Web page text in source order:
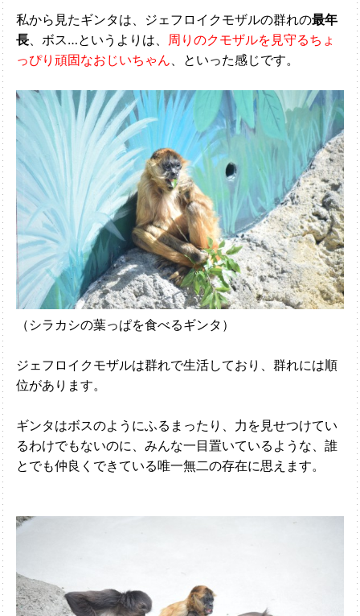
私から見たギンタは、ジェフロイクモザルの群れの最年
長、ボス…というよりは、 周りのクモザルを見守るちょ
っぴり頑固なおじいちゃん、といった感じです。
（シラカシの葉っぱを食べるギンタ）
ジェフロイクモザルは群れで生活しており、群れには順
位があります。
ギンタはボスのようにふるまったり、力を見せつけてい
るわけでもないのに、みんな一目置いているような、誰
とでも仲良くできている唯一無二の存在に思えます。